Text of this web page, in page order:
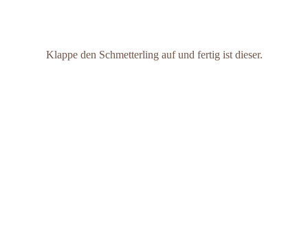
Klappe den Schmetterling auf und fertig ist dieser.